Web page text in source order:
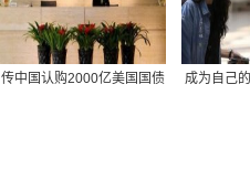
保险社保报销范围,社保 报销范围
苏州园区社保转到南京,苏州市区
交社保计什么科目,交社保的科目
传中国认购2000亿美国国债
成为自己